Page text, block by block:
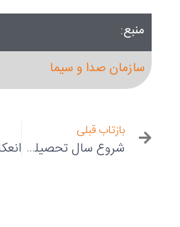
منبع:
سازمان صدا و سیما
بازتاب قبلی
شروع سال تحصیلی با تور مجازی در دانشگاه تهران